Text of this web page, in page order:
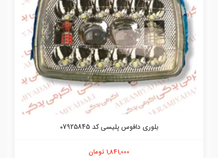
بلوری دافوس پلیسی کد 07925845
1,841,000 تومان